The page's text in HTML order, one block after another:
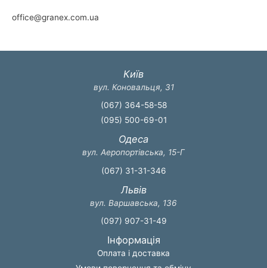
office@granex.com.ua
Київ
вул. Коновальця, 31
(067) 364-58-58
(095) 500-69-01
Одеса
вул. Аеропортівська, 15-Г
(067) 31-31-346
Львів
вул. Варшавська, 136
(097) 907-31-49
Інформація
Оплата і доставка